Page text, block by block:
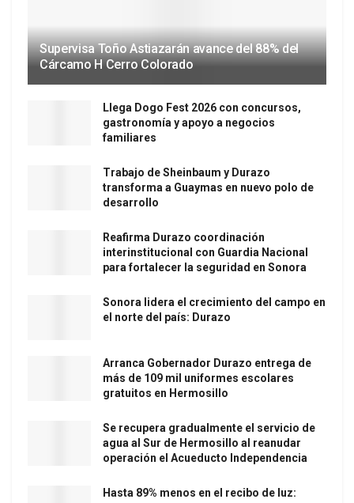
Supervisa Toño Astiazarán avance del 88% del
Cárcamo H Cerro Colorado
Llega Dogo Fest 2026 con concursos,
gastronomía y apoyo a negocios
familiares
Trabajo de Sheinbaum y Durazo
transforma a Guaymas en nuevo polo de
desarrollo
Reafirma Durazo coordinación
interinstitucional con Guardia Nacional
para fortalecer la seguridad en Sonora
Sonora lidera el crecimiento del campo en
el norte del país: Durazo
Arranca Gobernador Durazo entrega de
más de 109 mil uniformes escolares
gratuitos en Hermosillo
Se recupera gradualmente el servicio de
agua al Sur de Hermosillo al reanudar
operación el Acueducto Independencia
Hasta 89% menos en el recibo de luz: